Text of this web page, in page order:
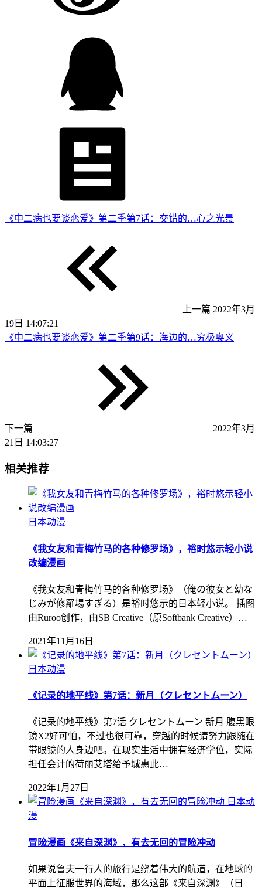
《中二病也要谈恋爱》第二季第7话：交错的…心之光景
上一篇 2022年3月
19日 14:07:21
《中二病也要谈恋爱》第二季第9话：海边的…究极奥义
下一篇
2022年3月
21日 14:03:27
相关推荐
日本动漫
《我女友和青梅竹马的各种修罗场》，裕时悠示轻小说
改编漫画
《我女友和青梅竹马的各种修罗场》（俺の彼女と幼な
じみが修羅場すぎる）是裕时悠示的日本轻小说。 插图
由Ruroo创作，由SB Creative（原Softbank Creative）…
2021年11月16日
日本动漫
《记录的地平线》第7话：新月（クレセントムーン）
《记录的地平线》第7话 クレセントムーン 新月 腹黑眼
镜X2好可怕，不过也很可靠，穿越的时候请努力跟随在
带眼镜的人身边吧。在现实生活中拥有经济学位，实际
担任会计的荷丽艾塔给予城惠此…
2022年1月27日
日本动
漫
冒险漫画《来自深渊》，有去无回的冒险冲动
如果说鲁夫一行人的旅行是绕着伟大的航道，在地球的
平面上征服世界的海域，那么这部《来自深渊》（日